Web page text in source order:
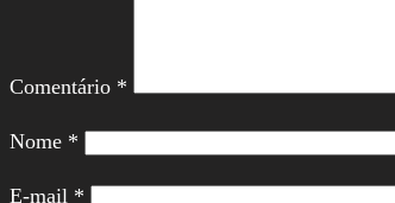
Comentário *
Nome *
E-mail *